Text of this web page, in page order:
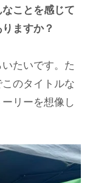
ことを感じて
ますか？
たいです。た
のタイトルな
リーを想像し